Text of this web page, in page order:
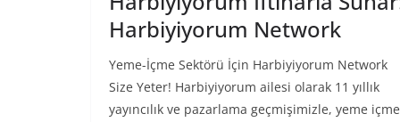
Harbiyiyorum Network
Yeme-İçme Sektörü İçin Harbiyiyorum Network
Size Yeter! Harbiyiyorum ailesi olarak 11 yıllık
yayıncılık ve pazarlama geçmişimizle, yeme içme